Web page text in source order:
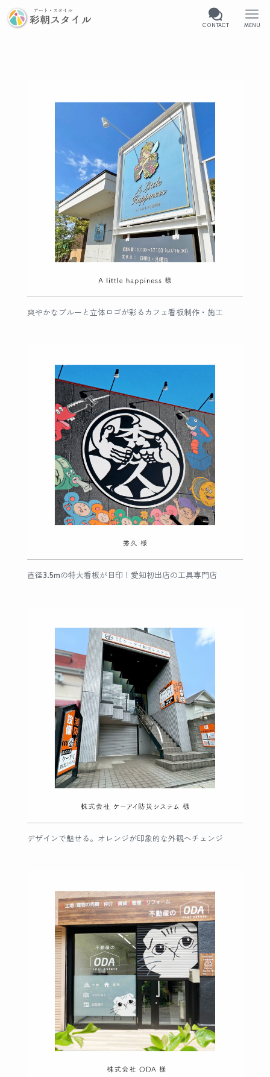
CONTACT MENU
爽やかなブルーと立体ロゴが彩るカフェ看板制作・施工
直径3.5mの特大看板が目印！愛知初出店の工具専門店
デザインで魅せる。オレンジが印象的な外観へチェンジ